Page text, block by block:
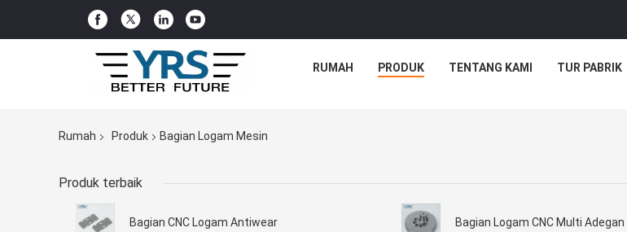
RUMAH PRODUK TENTANG KAMI TUR PABRIK
Rumah Produk Bagian Logam Mesin
Produk terbaik
Bagian CNC Logam Antiwear Bagian Logam CNC Multi Adegan